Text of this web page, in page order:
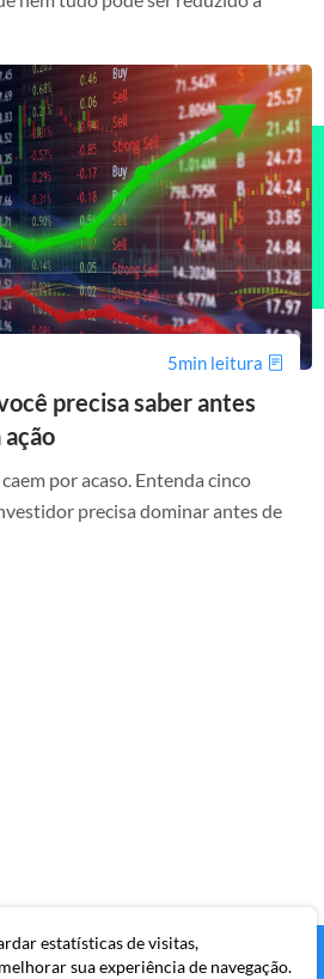
5min leitura
precisa saber antes
por acaso. Entenda cinco
precisa dominar antes de
estatísticas de visitas,
sua experiência de navegação.